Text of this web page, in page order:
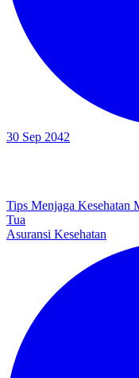
30 Sep 2042
Tips Menjaga Kesehatan
Tua
Asuransi Kesehatan